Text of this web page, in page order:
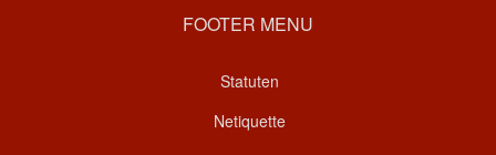
FOOTER MENU
Statuten
Netiquette